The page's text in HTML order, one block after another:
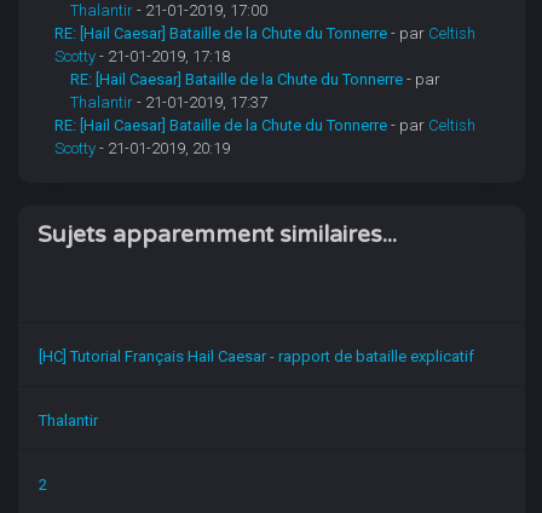
Thalantir - 21-01-2019, 17:00
RE: [Hail Caesar] Bataille de la Chute du Tonnerre - par Celtish
Scotty - 21-01-2019, 17:18
RE: [Hail Caesar] Bataille de la Chute du Tonnerre - par
Thalantir - 21-01-2019, 17:37
RE: [Hail Caesar] Bataille de la Chute du Tonnerre - par Celtish
Scotty - 21-01-2019, 20:19
Sujets apparemment similaires...
[HC] Tutorial Français Hail Caesar - rapport de bataille explicatif
Thalantir
2